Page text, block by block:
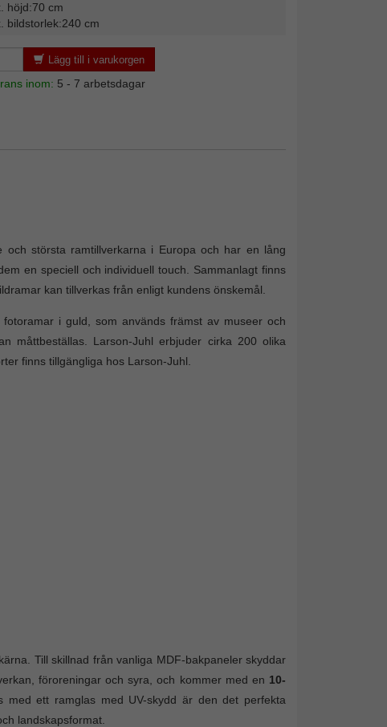
höjd:70 cm
bildstorlek:240 cm
Lägg till i varukorgen
inom: 5 - 7 arbetsdagar
största ramtillverkarna i Europa och har en lång
en speciell och individuell touch. Sammanlagt finns
kan tillverkas från enligt kundens önskemål.
i guld, som används främst av museer och
måttbeställas. Larson-Juhl erbjuder cirka 200 olika
finns tillgängliga hos Larson-Juhl.
Till skillnad från vanliga MDF-bakpaneler skyddar
föroreningar och syra, och kommer med en 10-
med ett ramglas med UV-skydd är den det perfekta
landskapsformat.